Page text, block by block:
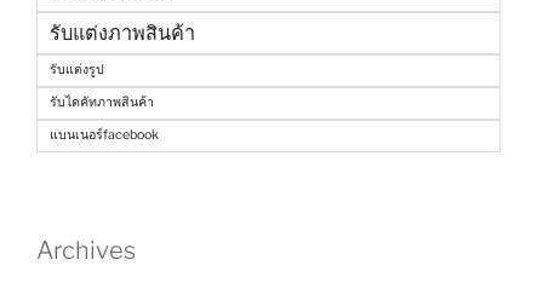
รับแต่งภาพสินค้า
รับแต่งรูป
รับไดคัทภาพสินค้า
แบนเนอร์facebook
Archives